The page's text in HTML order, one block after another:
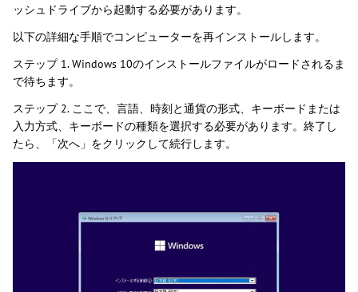
ッシュドライブから起動する必要があります。
以下の詳細な手順でコンピューターを再インストールします。
ステップ 1. Windows 10のインストールファイルがロードされるま
で待ちます。
ステップ 2. ここで、言語、時刻と通貨の形式、キーボードまたは
入力方式、キーボードの種類を選択する必要があります。終了し
たら、「次へ」をクリックして続行します。